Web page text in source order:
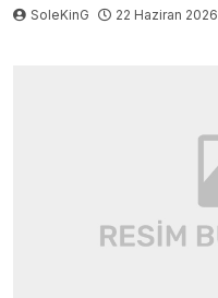
SoleKinG 22 Haziran 2026